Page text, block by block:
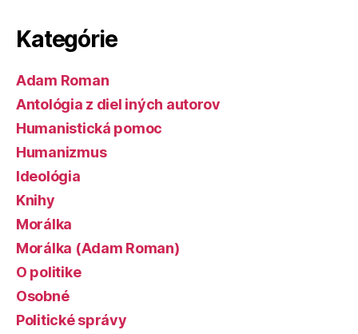
Kategórie
Adam Roman
Antológia z diel iných autorov
Humanistická pomoc
Humanizmus
Ideológia
Knihy
Morálka
Morálka (Adam Roman)
O politike
Osobné
Politické správy